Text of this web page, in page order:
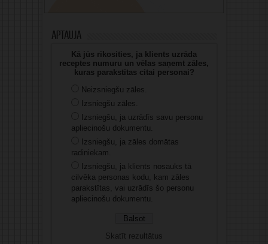
Aptauja
Kā jūs rīkosities, ja klients uzrāda
receptes numuru un vēlas saņemt zāles,
kuras parakstītas citai personai?
Neizsniegšu zāles.
Izsniegšu zāles.
Izsniegšu, ja uzrādīs savu personu
apliecinošu dokumentu.
Izsniegšu, ja zāles domātas
radiniekam.
Izsniegšu, ja klients nosauks tā
cilvēka personas kodu, kam zāles
parakstītas, vai uzrādīs šo personu
apliecinošu dokumentu.
Skatīt rezultātus